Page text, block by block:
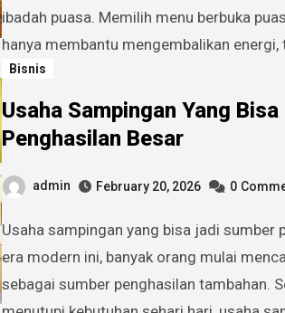
ibadah puasa. Memilih menu berbuka
hanya membantu mengembalikan energi,
Bisnis
Usaha Sampingan Yang
Penghasilan Besar
admin February 20, 2026 0
Usaha sampingan yang bisa jadi sumber penghasilan besar. Di
era modern ini, banyak orang mulai
sebagai sumber penghasilan tambahan.